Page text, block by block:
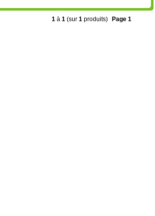
1 à 1 (sur 1 produits) Page 1